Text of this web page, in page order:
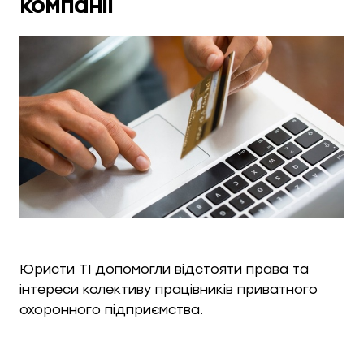
компанії
Юристи ТІ допомогли відстояти права та
інтереси колективу працівників приватного
охоронного підприємства.